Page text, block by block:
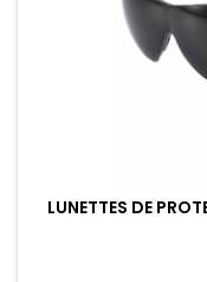
LUNETTES DE